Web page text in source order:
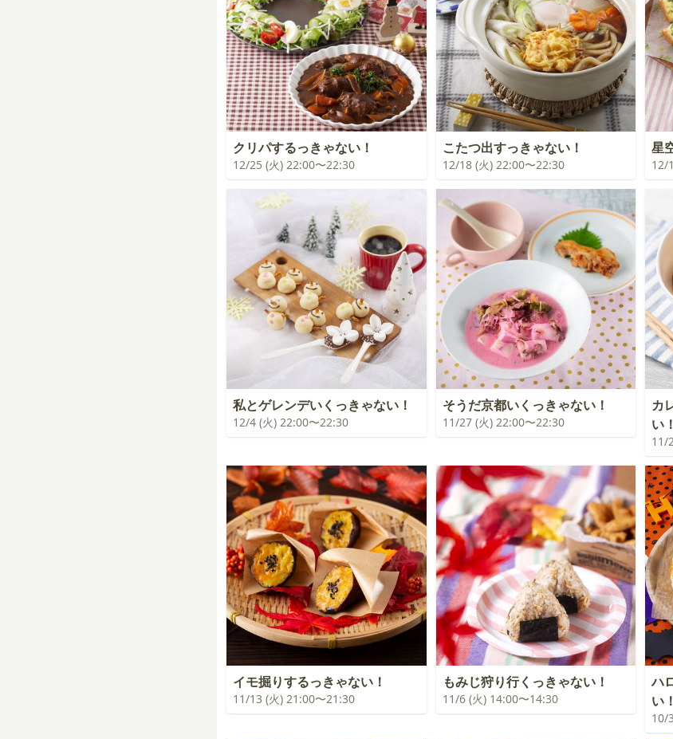
クリパするっきゃない！
12/25 (火) 22:00〜22:30
こたつ出すっきゃない！
12/18 (火) 22:00〜22:30
星
12/
私とゲレンデいくっきゃない！
12/4 (火) 22:00〜22:30
そうだ京都いくっきゃない！
11/27 (火) 22:00〜22:30
カ
い！
11/
イモ掘りするっきゃない！
11/13 (火) 21:00〜21:30
もみじ狩り行くっきゃない！
11/6 (火) 14:00〜14:30
ハ
い！
10/